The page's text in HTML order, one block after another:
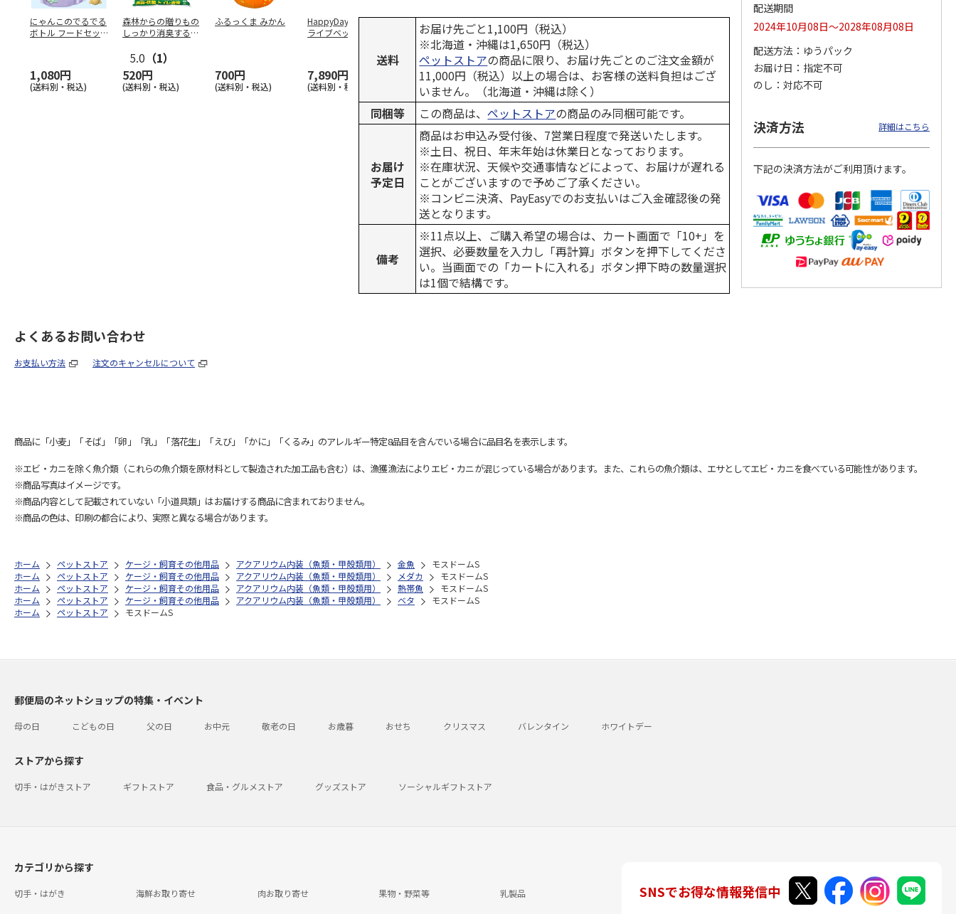
にゃんこのでるでる
ボトル フードセッ
1,080円
(送料別・税込)
森林からの贈りもの
しっかり消臭するひ
5.0 （1）
520円
(送料別・税込)
ふるっくま みかん
700円
(送料別・税込)
HappyDays 2wayド
ライブベッド グレ
7,890円
(送料別・税込)
獣医師開発 ニオイ
をとる砂専用 猫ト
イレ ナチュラルグ
1,550円
(送料別・税込)
デオトイレ 飛び散
らない消臭・抗菌サ
ンド 4L
1,320円
(送料別・税込)
無添加良品 カムカ
ぐるぐるボーン型 S
…
470円
(送料別・税込)
銀のスプーン パウ
おに…
120円
ペット線香 虹のか
なた フルーティフ
ローラルの香り
590円
(送料別・税込)
鈴虫の経木 3枚入
送料
お届け先ごと1,100円（税込）
※北海道・沖縄は1,650円（税込）
ペットストアの商品に限り、お届け先ごとのご注文金額が
11,000円（税込）以上の場合は、お客様の送料負担はござ
いません。（北海道・沖縄は除く）
同梱等
この商品は、ペットストアの商品のみ同梱可能です。
お届け
予定日
商品はお申込み受付後、7営業日程度で発送いたします。
※土日、祝日、年末年始は休業日となっております。
※在庫状況、天候や交通事情などによって、お届けが遅れる
ことがございますので予めご了承ください。
※コンビニ決済、PayEasyでのお支払いはご入金確認後の発
送となります。
備考
※11点以上、ご購入希望の場合は、カート画面で「10+」を
選択、必要数量を入力し「再計算」ボタンを押下してくださ
い。当画面での「カートに入れる」ボタン押下時の数量選択
は1個で結構です。
配送期間
2024年10月08日～2028年08月08日
配送方法
ゆうパック
お届け日
指定不可
のし
対応不可
決済方法 詳細はこちら
下記の決済方法がご利用頂けます。
よくあるお問い合わせ
お支払い方法 注文のキャンセルについて
商品に「小麦」「そば」「卵」「乳」「落花生」「えび」「かに」「くるみ」のアレルギー特定8品目を含んでいる場合に品目名を表示します。
※エビ・カニを除く魚介類（これらの魚介類を原材料として製造された加工品も含む）は、漁獲漁法によりエビ・カニが混じっている場合があります。また、これらの魚介類は、エサとしてエビ・カニを食べている可能性があります。
※商品写真はイメージです。
※商品内容として記載されていない「小道具類」はお届けする商品に含まれておりません。
※商品の色は、印刷の都合により、実際と異なる場合があります。
ホーム ペットストア ケージ・飼育その他用品 アクアリウム内装（魚類・甲殻類用） 金魚
モスドームS
ホーム
ペットストア ケージ・飼育その他用品 アクアリウム内装（魚類・甲殻類用） メダカ
モスドームS
ホーム
ペットストア ケージ・飼育その他用品 アクアリウム内装（魚類・甲殻類用） 熱帯魚
モスドームS
ホーム
ペットストア ケージ・飼育その他用品 アクアリウム内装（魚類・甲殻類用） ベタ
モスドームS
ホーム
ペットストア モスドームS
郵便局のネットショップの特集・イベント
母の日 こどもの日 父の日 お中元 敬老の日 お歳暮 おせち クリスマス バレンタイン ホワイトデー
ストアから探す
切手・はがきストア ギフトストア 食品・グルメストア グッズストア ソーシャルギフトストア
カテゴリから探す
切手・はがき 海鮮お取り寄せ 肉お取り寄せ 果物・野菜等 乳製品 SNSでお得な情報発信中